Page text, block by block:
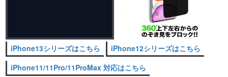
iPhone13シリーズはこちら
iPhone12シリーズはこちら
iPhone11/11Pro/11ProMax 対応はこちら